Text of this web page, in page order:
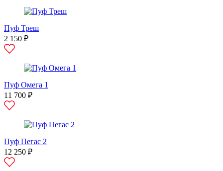
Пуф Треш
2 150 ₽
Пуф Омега 1
11 700 ₽
Пуф Пегас 2
12 250 ₽